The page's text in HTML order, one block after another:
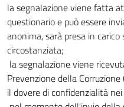
la segnalazione viene fatta
questionario e può essere
anonima, sarà presa in
circostanziata;
la segnalazione viene
Prevenzione della
il dovere di confidenzialità